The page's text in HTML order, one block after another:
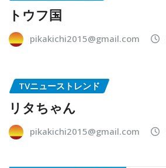
トウフ国
pikakichi2015@gmail.com
TVニューストレンド
リタちゃん
pikakichi2015@gmail.com